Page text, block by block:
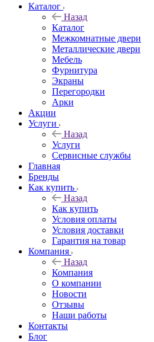
Каталог
Назад
Каталог
Межкомнатные двери
Металлические двери
Мебель
Фурнитура
Экраны
Перегородки
Арки
Акции
Услуги
Назад
Услуги
Сервисные службы
Главная
Бренды
Как купить
Назад
Как купить
Условия оплаты
Условия доставки
Гарантия на товар
Компания
Назад
Компания
О компании
Новости
Отзывы
Наши работы
Контакты
Блог